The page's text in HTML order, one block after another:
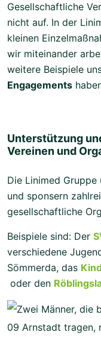
Gesellschaftliche
nicht auf. In der
kleinen
wir miteinander
weitere Beispiele
Engagements
Unterstützung
Vereinen und
Die Linimed
und sponsern
gesellschaftliche
Beispiele sind: Der
verschiedene
Sömmerda, das
oder den